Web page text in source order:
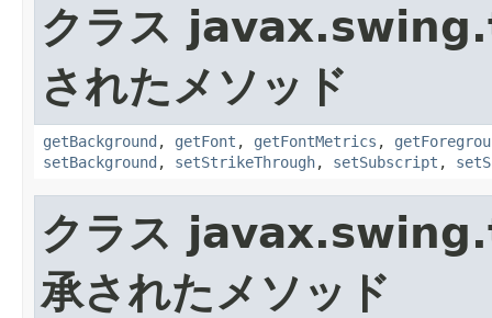
クラス
されたメソッド
getBackground , getFont , getFontMetrics ,
setBackground , setStrikeThrough, setSubscript ,
クラス
承されたメソッド